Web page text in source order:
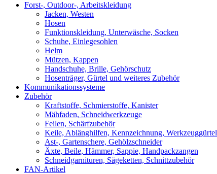
Forst-, Outdoor-, Arbeitskleidung
Jacken, Westen
Hosen
Funktionskleidung, Unterwäsche, Socken
Schuhe, Einlegesohlen
Helm
Mützen, Kappen
Handschuhe, Brille, Gehörschutz
Hosenträger, Gürtel und weiteres Zubehör
Kommunikationssysteme
Zubehör
Kraftstoffe, Schmierstoffe, Kanister
Mähfaden, Schneidwerkzeuge
Feilen, Schärfzubehör
Keile, Ablänghilfen, Kennzeichnung, Werkzeuggürtel
Ast-, Gartenschere, Gehölzschneider
Äxte, Beile, Hämmer, Sappie, Handpackzangen
Schneidgarnituren, Sägeketten, Schnittzubehör
FAN-Artikel